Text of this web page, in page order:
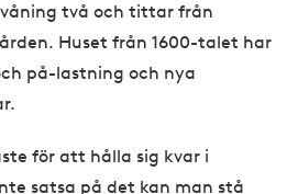
våning två och tittar från
Huset från 1600-talet har
på-lastning och nya
för att hålla sig kvar i
satsa på det kan man stå